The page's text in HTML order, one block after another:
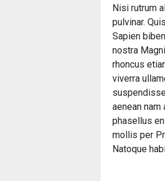
Nisi rutrum
pulvinar.
Sapien
nostra
rhoncus
viverra
aenean
phasellus
mollis per
Natoque